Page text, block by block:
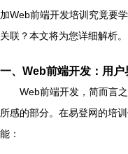
加Web前端开发培训究竟要
关联？本文将为您详细解析。
一、Web前端开发：用户
Web前端开发，简而言
所感的部分。在易登网的培
能：